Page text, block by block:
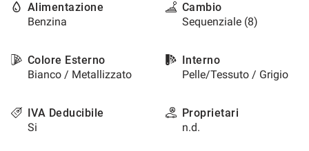
Alimentazione
Benzina
Cambio
Sequenziale (8)
Colore Esterno
Bianco / Metallizzato
Interno
Pelle/Tessuto / Grigio
IVA Deducibile
Si
Proprietari
n.d.
e
sul
questi
strumenti
si
rimanda